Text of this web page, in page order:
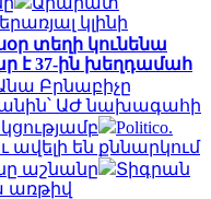
կլինի
տեղի կունենա
37-ին խեղդամահ
Բրնաբիչը
ԱԺ նախագահի
Politico.
ավելի են քննարկում
աշնանը
Տիգրան
առթիվ